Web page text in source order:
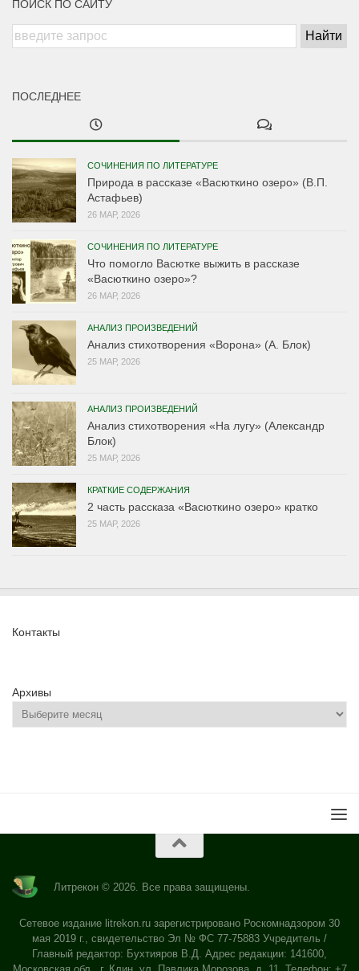
ПОИСК ПО САЙТУ
ПОСЛЕДНЕЕ
СОЧИНЕНИЯ ПО ЛИТЕРАТУРЕ
Природа в рассказе «Васюткино озеро» (В.П.
Астафьев)
26 МАР, 2026
СОЧИНЕНИЯ ПО ЛИТЕРАТУРЕ
Что помогло Васютке выжить в рассказе
«Васюткино озеро»?
26 МАР, 2026
АНАЛИЗ ПРОИЗВЕДЕНИЙ
Анализ стихотворения «Ворона» (А. Блок)
25 МАР, 2026
АНАЛИЗ ПРОИЗВЕДЕНИЙ
Анализ стихотворения «На лугу» (Александр
Блок)
25 МАР, 2026
КРАТКИЕ СОДЕРЖАНИЯ
2 часть рассказа «Васюткино озеро» кратко
25 МАР, 2026
Контакты
Архивы
Литрекон © 2026. Все права защищены.
Сетевое издание litrekon.ru зарегистрировано Роскомнадзором 30
мая 2019 г., свидетельство Эл № ФС 77-75883 Учредитель /
Главный редактор: Бухтияров В.Д. Адрес редакции: 141600,